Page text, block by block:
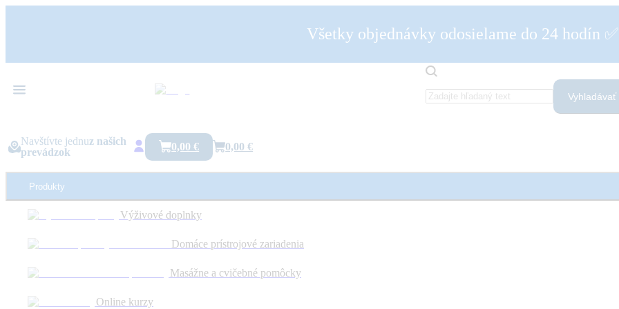
Všetky objednávky odosielame do 24 hodín
Vyhladávať
Navštívte jednuz našich
prevádzok
0,00 € 0,00 €
Produkty
Výživové doplnky
Domáce prístrojové zariadenia
Masážne a cvičebné pomôcky
Online kurzy
Blog
Poškodenie platničky C5–C6: prečo bolí krk a ruka a čo s tým?